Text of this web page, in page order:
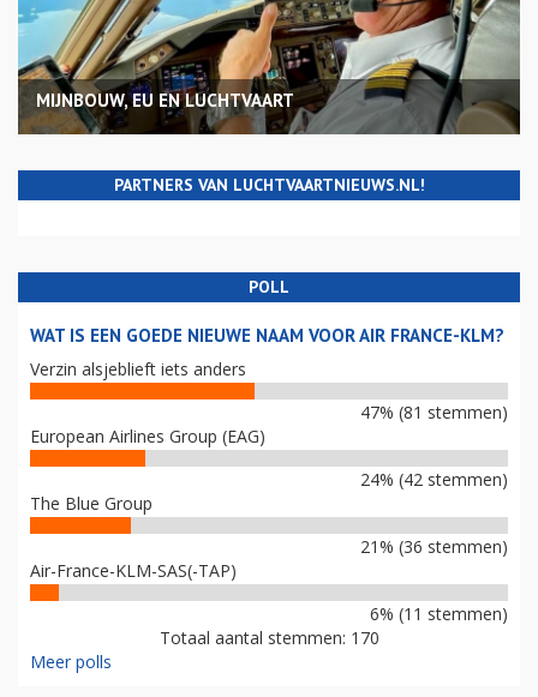
MIJNBOUW, EU EN LUCHTVAART
PARTNERS VAN LUCHTVAARTNIEUWS.NL!
POLL
WAT IS EEN GOEDE NIEUWE NAAM VOOR AIR FRANCE-KLM?
Verzin alsjeblieft iets anders
47% (81 stemmen)
European Airlines Group (EAG)
24% (42 stemmen)
The Blue Group
21% (36 stemmen)
Air-France-KLM-SAS(-TAP)
6% (11 stemmen)
Totaal aantal stemmen: 170
Meer polls